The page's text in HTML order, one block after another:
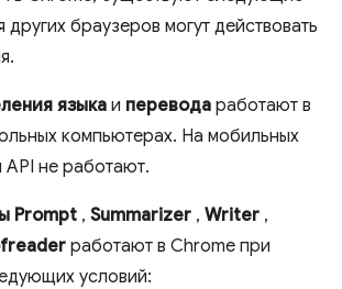
браузеров могут действовать
языка и перевода работают в
компьютерах. На мобильных
API не работают.
Prompt , Summarizer , Writer ,
работают в Chrome при
условий: